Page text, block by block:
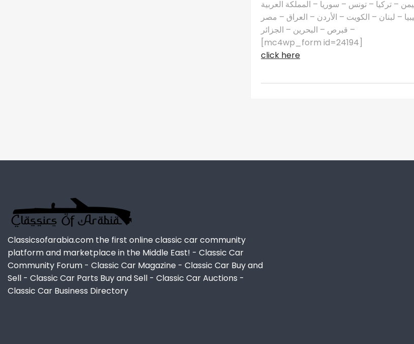
– تركيا – تونس – سوريا – المملكة العربية
– لبنان – الكويت – الأردن – العراق – مصر
– قبرص – البحرين – الجزائر
[mc4wp_form id=24194]
click here
Classicsofarabia.com the first online classic car community
platform and marketplace in the Middle East! - Classic Car
Community Forum - Classic Car Magazine - Classic Car Buy and
Sell - Classic Car Parts Buy and Sell - Classic Car Auctions -
Classic Car Business Directory